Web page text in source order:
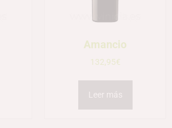
Amancio
132,95€
Leer más